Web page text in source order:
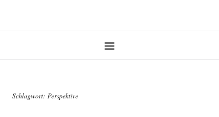
Schlagwort: Perspektive